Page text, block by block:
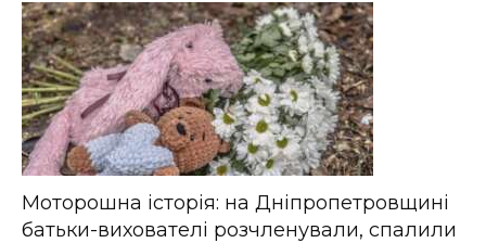
Моторошна історія: на Дніпропетровщині
батьки-вихователі розчленували, спалили